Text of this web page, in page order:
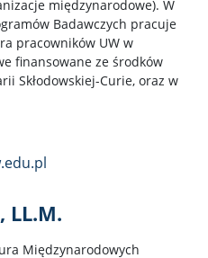
międzynarodowe). W
Badawczych pracuje
pracowników UW w
finansowane ze środków
Skłodowskiej-Curie, oraz w
LL.M.
Międzynarodowych